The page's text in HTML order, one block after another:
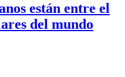
están entre el
del mundo